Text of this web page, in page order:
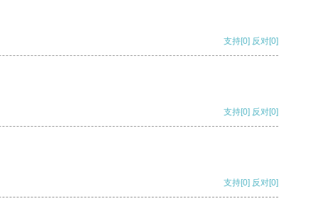
支持[0] 反对[0]
支持[0] 反对[0]
支持[0] 反对[0]